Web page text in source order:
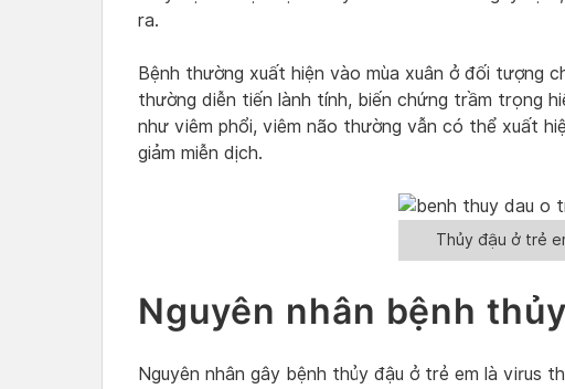
ra.
Bệnh thường xuất hiện vào mùa xuân ở đối tượng
thường diễn tiến lành tính, biến chứng trầm trọng
như viêm phổi, viêm não thường vẫn có thể xuất
giảm miễn dịch.
Thủy đậu ở trẻ
Nguyên nhân bệnh
Nguyên nhân gây bệnh thủy đậu ở trẻ em là virus